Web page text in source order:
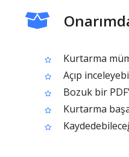
Kurtarma
Açıp
Bozuk bir
Kurtarma